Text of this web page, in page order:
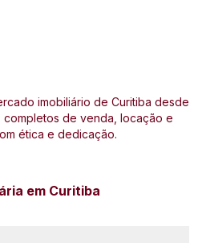
imobiliário de Curitiba desde
de venda, locação e
ética e dedicação.
em Curitiba